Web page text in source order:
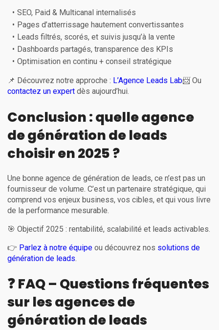
SEO, Paid & Multicanal internalisés
Pages d’atterrissage hautement convertissantes
Leads filtrés, scorés, et suivis jusqu’à la vente
Dashboards partagés, transparence des KPIs
Optimisation en continu + conseil stratégique
📌 Découvrez notre approche : L’Agence Leads Lab📨 Ou
contactez un expert dès aujourd’hui.
Conclusion : quelle agence
de génération de leads
choisir en 2025 ?
Une bonne agence de génération de leads, ce n’est pas un
fournisseur de volume. C’est un partenaire stratégique, qui
comprend vos enjeux business, vos cibles, et qui vous livre
de la performance mesurable.
🎯 Objectif 2025 : rentabilité, scalabilité et leads activables.
👉 Parlez à notre équipe ou découvrez nos solutions de
génération de leads.
❓ FAQ – Questions fréquentes
sur les agences de
génération de leads